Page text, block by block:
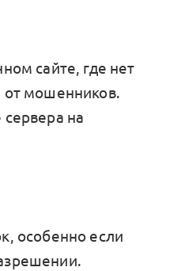
сайте, где нет
от мошенников.
сервера на
особенно если